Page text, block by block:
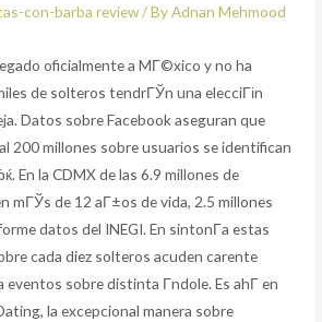
con-barba review/ ByAdnan Mehmood
oficialmente a MГ©xico y no ha
de solteros tendrГЎn una elecciГіn
Datos sobre Facebook aseguran que
200 millones sobre usuarios se identifican
En la CDMX de las 6.9 millones de
mГЎs de 12 aГ±os de vida, 2.5 millones
datos del INEGI. En sintonГ­a estas
cada diez solteros acuden carente
eventos sobre distinta Г­ndole. Es ahГ­ en
la excepcional manera sobre